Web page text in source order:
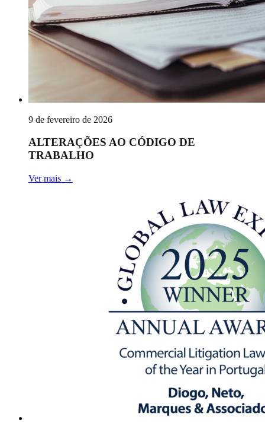
9 de fevereiro de 2026
ALTERAÇÕES AO CÓDIGO DE
TRABALHO
Ver mais →